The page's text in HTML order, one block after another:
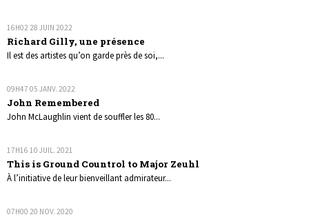
16H02 28 JUIN 2022
Richard Gilly, une présence
Il est des artistes qu’on garde près de soi,...
09H47 05 JANV. 2022
John Remembered
John McLaughlin vient de souffler les 80...
17H16 10 JUIL. 2021
This is Ground Countrol to Major Zeuhl
À l’initiative de leur bienveillant admirateur...
07H00 20 NOV. 2020